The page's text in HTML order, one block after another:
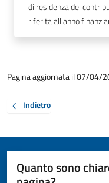
di residenza del
riferita all'anno
Pagina aggiornata il 07/04/
Indietro
Quanto sono